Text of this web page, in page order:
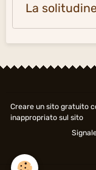
La
Creare un sito gratuito
inappropriato sul sito